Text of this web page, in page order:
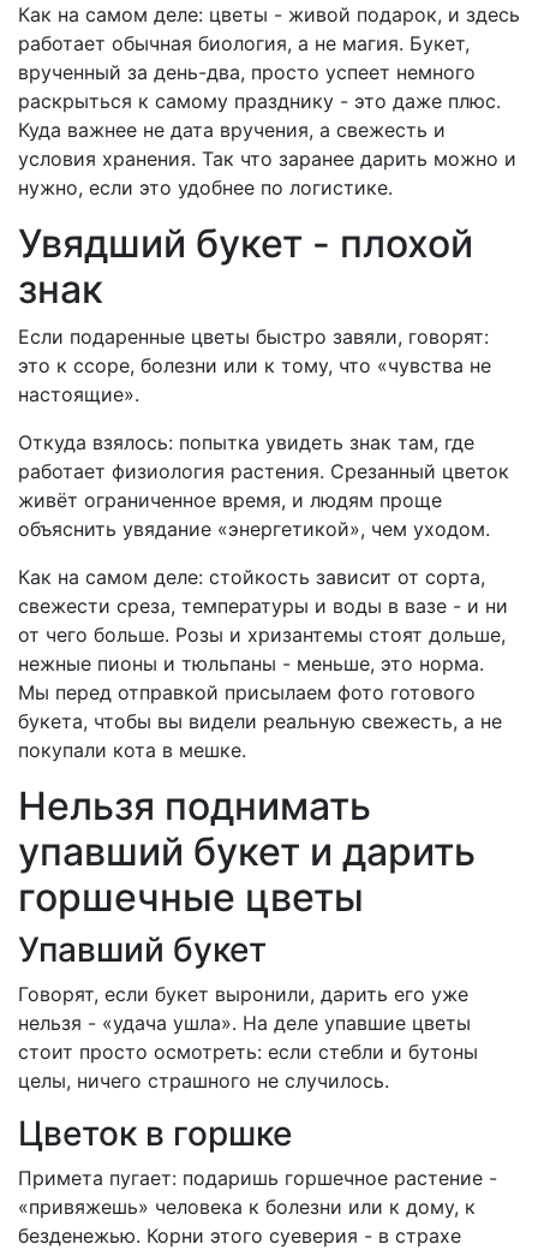
Как на самом деле: цветы - живой подарок, и здесь
работает обычная биология, а не магия. Букет,
врученный за день-два, просто успеет немного
раскрыться к самому празднику - это даже плюс.
Куда важнее не дата вручения, а свежесть и
условия хранения. Так что заранее дарить можно и
нужно, если это удобнее по логистике.
Увядший букет - плохой
знак
Если подаренные цветы быстро завяли, говорят:
это к ссоре, болезни или к тому, что «чувства не
настоящие».
Откуда взялось: попытка увидеть знак там, где
работает физиология растения. Срезанный цветок
живёт ограниченное время, и людям проще
объяснить увядание «энергетикой», чем уходом.
Как на самом деле: стойкость зависит от сорта,
свежести среза, температуры и воды в вазе - и ни
от чего больше. Розы и хризантемы стоят дольше,
нежные пионы и тюльпаны - меньше, это норма.
Мы перед отправкой присылаем фото готового
букета, чтобы вы видели реальную свежесть, а не
покупали кота в мешке.
Нельзя поднимать
упавший букет и дарить
горшечные цветы
Упавший букет
Говорят, если букет выронили, дарить его уже
нельзя - «удача ушла». На деле упавшие цветы
стоит просто осмотреть: если стебли и бутоны
целы, ничего страшного не случилось.
Цветок в горшке
Примета пугает: подаришь горшечное растение -
«привяжешь» человека к болезни или к дому, к
безденежью. Корни этого суеверия - в страхе